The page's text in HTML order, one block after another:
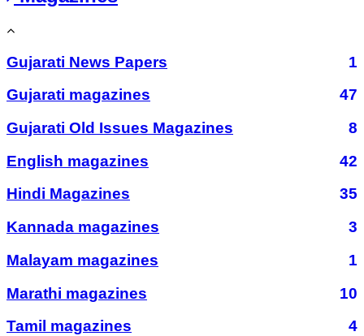
Gujarati News Papers
1
Gujarati magazines
47
Gujarati Old Issues Magazines
8
English magazines
42
Hindi Magazines
35
Kannada magazines
3
Malayam magazines
1
Marathi magazines
10
Tamil magazines
4